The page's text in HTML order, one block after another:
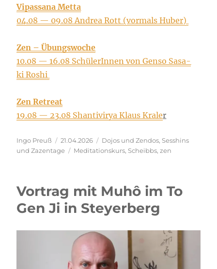
Vipas­sa­na Met­ta
04.08 — 09.08 Andrea Rott (vor­mals Huber)
Zen – Übungs­wo­che
10.08 — 16.08 Schü­le­rIn­nen von Gen­so Sasa­
ki Roshi
Zen Retre­at
19.08 — 23.08 Shan­ti­virya Klaus Kra­ler
Autor
Ingo Preuß
Veröffentlicht
am
21.04.2026 Kategorien
Dojos und Zendos, Sesshins
und Zazentage
Schlagwörter
Meditationskurs, Scheibbs,zen
Vortrag mit Muhô im To
Gen Ji in Steyerberg